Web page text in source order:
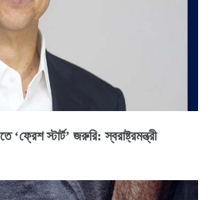
স্টার্ট’ জরুরি: স্বরাষ্ট্রমন্ত্রী